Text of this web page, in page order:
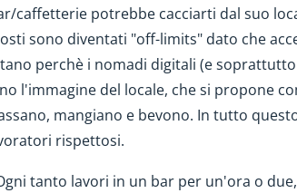
caffetterie potrebbe cacciarti dal suo
sono diventati "off-limits" dato che
perchè i nomadi digitali (e
l'immagine del locale, che si propone
mangiano e bevono. In tutto
rispettosi.
tanto lavori in un bar per un'ora o